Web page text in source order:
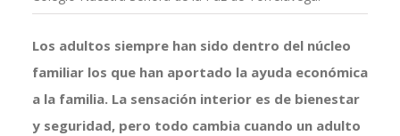
Los adultos siempre han sido dentro del núcleo
familiar los que han aportado la ayuda económica
a la familia. La sensación interior es de bienestar
y seguridad, pero todo cambia cuando un adulto